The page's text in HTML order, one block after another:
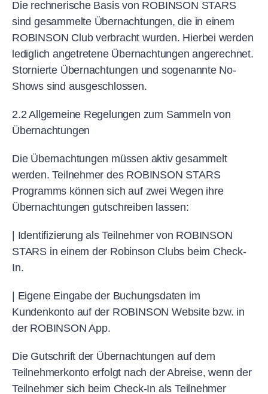
Die rechnerische Basis von ROBINSON STARS
sind gesammelte Übernachtungen, die in einem
ROBINSON Club verbracht wurden. Hierbei werden
lediglich angetretene Übernachtungen angerechnet.
Stornierte Übernachtungen und sogenannte No-
Shows sind ausgeschlossen.
2.2 Allgemeine Regelungen zum Sammeln von
Übernachtungen
Die Übernachtungen müssen aktiv gesammelt
werden. Teilnehmer des ROBINSON STARS
Programms können sich auf zwei Wegen ihre
Übernachtungen gutschreiben lassen:
| Identifizierung als Teilnehmer von ROBINSON
STARS in einem der Robinson Clubs beim Check-
In.
| Eigene Eingabe der Buchungsdaten im
Kundenkonto auf der ROBINSON Website bzw. in
der ROBINSON App.
Die Gutschrift der Übernachtungen auf dem
Teilnehmerkonto erfolgt nach der Abreise, wenn der
Teilnehmer sich beim Check-In als Teilnehmer